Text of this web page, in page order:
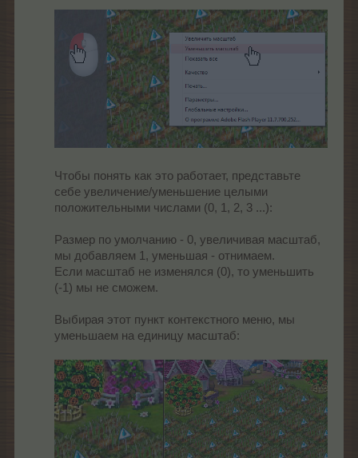
Чтобы понять как это работает, представьте
себе увеличение/уменьшение целыми
положительными числами (0, 1, 2, 3 ...):
Размер по умолчанию - 0, увеличивая масштаб,
мы добавляем 1, уменьшая - отнимаем.
Если масштаб не изменялся (0), то уменьшить
(-1) мы не сможем.
Выбирая этот пункт контекстного меню, мы
уменьшаем на единицу масштаб: